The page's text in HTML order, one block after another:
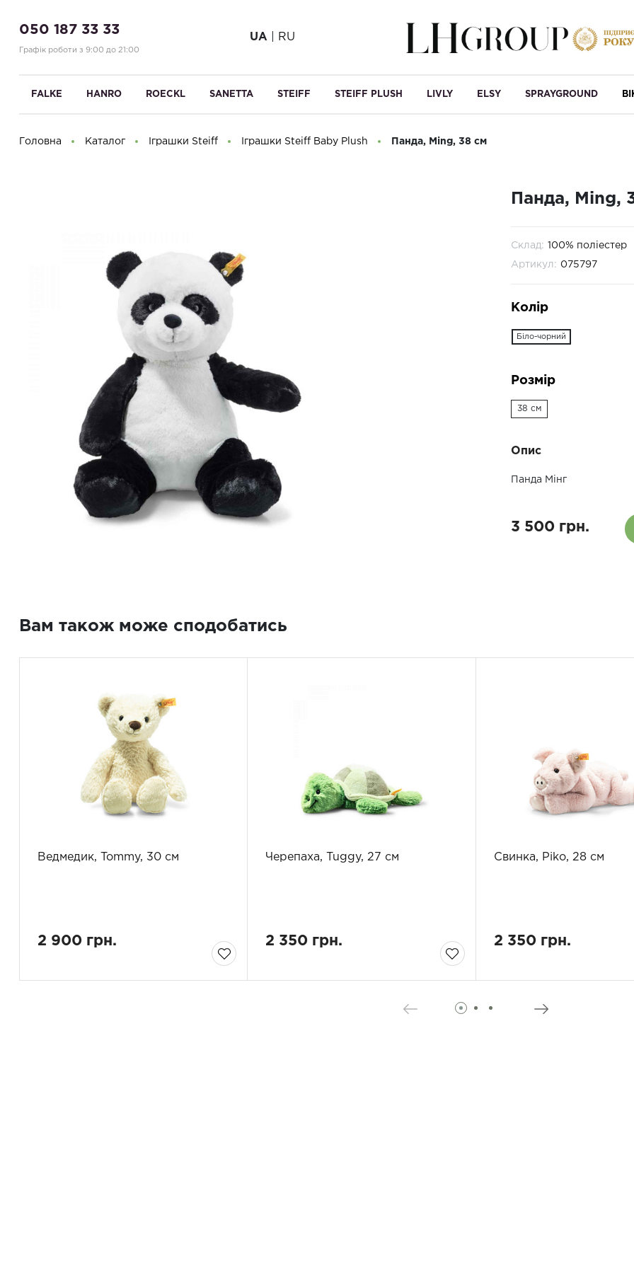
050 187 33 33
Графік роботи з 9:00 до 21:00
UA RU
FALKE HANRO ROECKL SANETTA STEIFF STEIFF PLUSH LIVLY ELSY SPRAYGROUND
Головна Каталог Іграшки Steiff Іграшки Steiff Baby Plush Панда, Ming, 38 см
Панда, Ming,
Склад: 100% поліестер
Артикул: 075797
Колір
Біло-чорний
Розмір
38 см
Опис
Панда Мінг
3 500 грн.
Вам також може сподобатись
Ведмедик, Tommy, 30 см
2 900 грн.
Черепаха, Tuggy, 27 см
2 350 грн.
Свинка, Piko, 28 см
2 350 грн.